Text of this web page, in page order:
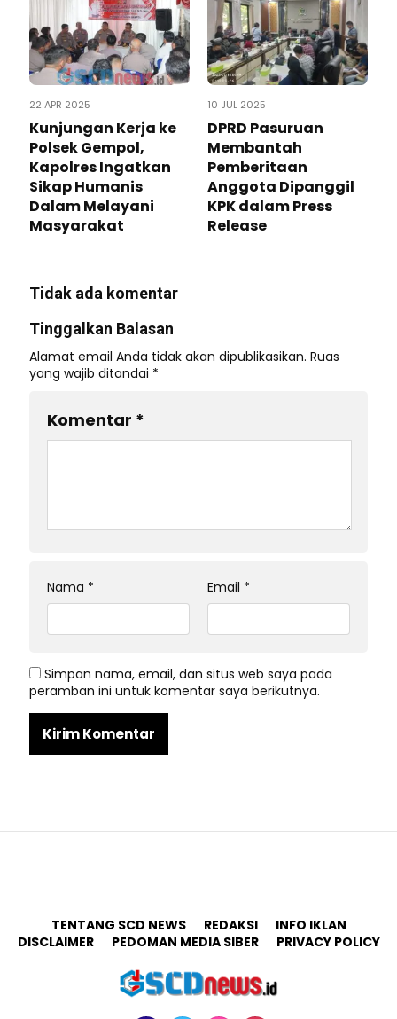
22 APR 2025
Kunjungan Kerja ke
Polsek Gempol,
Kapolres Ingatkan
Sikap Humanis
Dalam Melayani
Masyarakat
10 JUL 2025
DPRD Pasuruan
Membantah
Pemberitaan
Anggota Dipanggil
KPK dalam Press
Release
Tidak ada komentar
Tinggalkan Balasan
Alamat email Anda tidak akan dipublikasikan. Ruas
yang wajib ditandai *
Komentar *
Nama * Email *
Simpan nama, email, dan situs web saya pada
peramban ini untuk komentar saya berikutnya.
TENTANG SCD NEWS REDAKSI
INFO IKLAN
DISCLAIMER
PEDOMAN MEDIA SIBER PRIVACY POLICY